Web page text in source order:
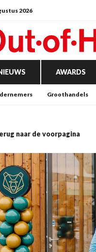
2026
AWARDS
Groothandels
naar de voorpagina